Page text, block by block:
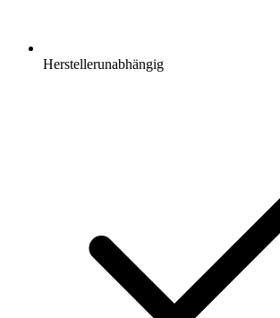
Herstellerunabhängig